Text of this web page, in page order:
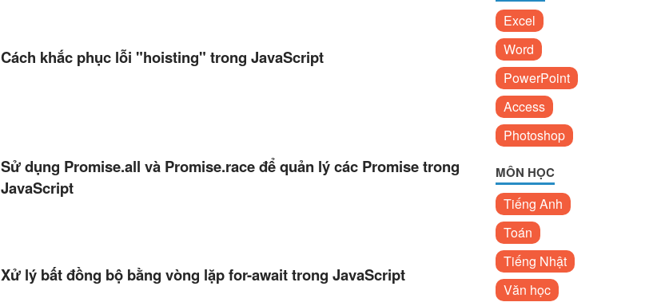
Cách khắc phục lỗi "hoisting" trong JavaScript
Sử dụng Promise.all và Promise.race để quản lý các Promise trong
JavaScript
Xử lý bất đồng bộ bằng vòng lặp for-await trong JavaScript
Excel
Word
PowerPoint
Access
Photoshop
MÔN HỌC
Tiếng Anh
Toán
Tiếng Nhật
Văn học